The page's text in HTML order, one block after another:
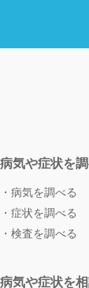
病気や症状を
病気を調べる
症状を調べる
検査を調べる
病気や症状を